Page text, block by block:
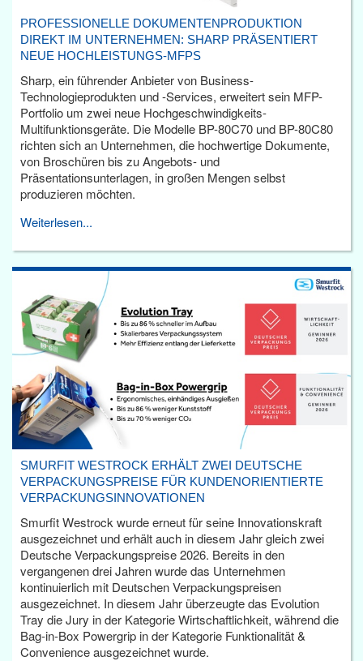
PROFESSIONELLE DOKUMENTENPRODUKTION
DIREKT IM UNTERNEHMEN: SHARP PRÄSENTIERT
NEUE HOCHLEISTUNGS-MFPS
Sharp, ein führender Anbieter von Business-
Technologieprodukten und -Services, erweitert sein MFP-
Portfolio um zwei neue Hochgeschwindigkeits-
Multifunktionsgeräte. Die Modelle BP-80C70 und BP-80C80
richten sich an Unternehmen, die hochwertige Dokumente,
von Broschüren bis zu Angebots- und
Präsentationsunterlagen, in großen Mengen selbst
produzieren möchten.
Weiterlesen...
SMURFIT WESTROCK ERHÄLT ZWEI DEUTSCHE
VERPACKUNGSPREISE FÜR KUNDENORIENTIERTE
VERPACKUNGSINNOVATIONEN
Smurfit Westrock wurde erneut für seine Innovationskraft
ausgezeichnet und erhält auch in diesem Jahr gleich zwei
Deutsche Verpackungspreise 2026. Bereits in den
vergangenen drei Jahren wurde das Unternehmen
kontinuierlich mit Deutschen Verpackungspreisen
ausgezeichnet. In diesem Jahr überzeugte das Evolution
Tray die Jury in der Kategorie Wirtschaftlichkeit, während die
Bag-in-Box Powergrip in der Kategorie Funktionalität &
Convenience ausgezeichnet wurde.